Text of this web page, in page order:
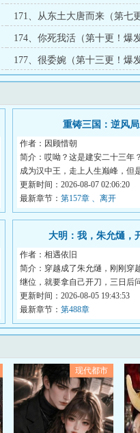
171、从东土大唐而来（第七
174、你死我活（第十更！爆
有）
177、很委婉（第十三更！爆
重铸三国：逆风
作者：因顾惜朝
简介：哎呦？这是建安二十三年
成为汉中王，走上人生巅峰，但
衰：...
更新时间：2026-08-07 02:06:20
最新章节： 第157章 、离开
大明：我，朱允熥，
作者：相遇依旧
简介：穿越成了朱允熥，刚刚穿
继位，就要拿自己开刀，三日后
王...
更新时间：2026-08-05 19:43:53
最新章节： 第488章
现代都市